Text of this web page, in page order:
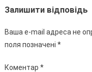
Залишити відповідь
Ваша e-mail адреса не
поля позначені *
Коментар *